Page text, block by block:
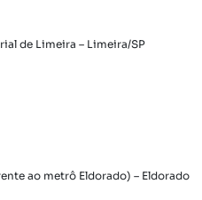
de Limeira – Limeira/SP
ao metrô Eldorado) – Eldorado